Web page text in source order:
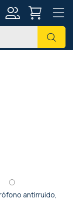
antirruido,